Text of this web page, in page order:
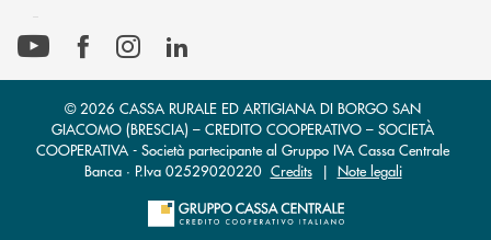
© 2026 CASSA RURALE ED ARTIGIANA DI BORGO SAN
GIACOMO (BRESCIA) – CREDITO COOPERATIVO – SOCIETÀ
COOPERATIVA - Società partecipante al Gruppo IVA Cassa Centrale
Banca · P.Iva 02529020220 Credits| Note legali